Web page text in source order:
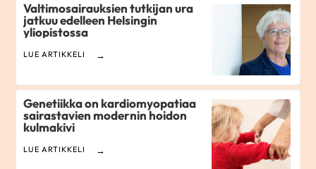
Valtimosairauksien tutkijan ura
jatkuu edelleen Helsingin
yliopistossa
LUE ARTIKKELI
Genetiikka on kardiomyopatiaa
sairastavien modernin hoidon
kulmakivi
LUE ARTIKKELI